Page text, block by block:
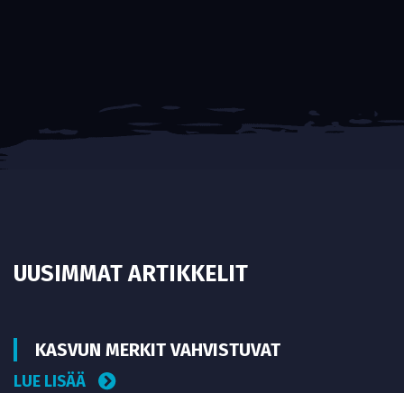
UUSIMMAT ARTIKKELIT
KASVUN MERKIT VAHVISTUVAT
LUE LISÄÄ